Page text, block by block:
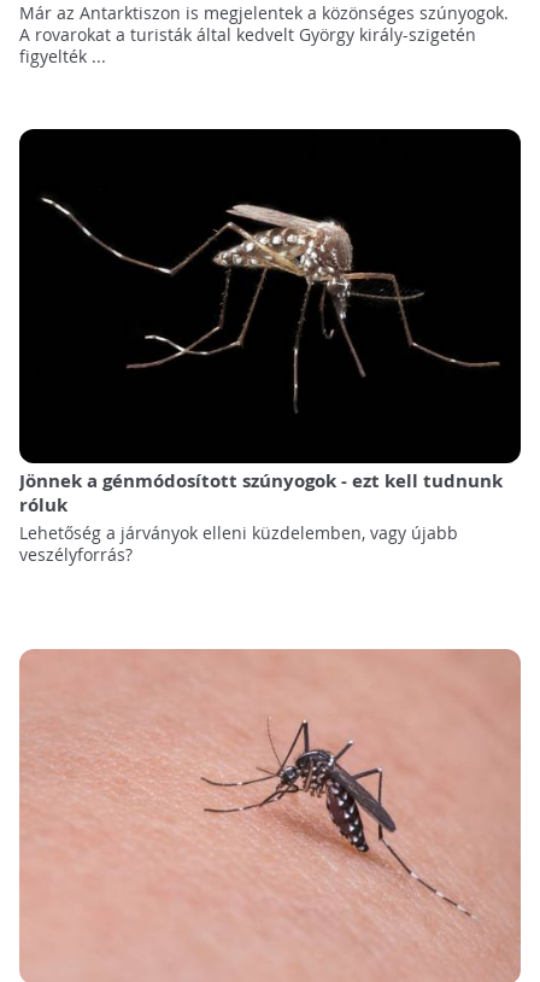
Már az Antarktiszon is megjelentek a közönséges szúnyogok.
A rovarokat a turisták által kedvelt György király-szigetén
figyelték ...
Jönnek a génmódosított szúnyogok - ezt kell tudnunk
róluk
Lehetőség a járványok elleni küzdelemben, vagy újabb
veszélyforrás?